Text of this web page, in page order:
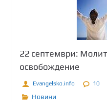
22 септември:
освобождение
Evangelsko.info 10
Новини